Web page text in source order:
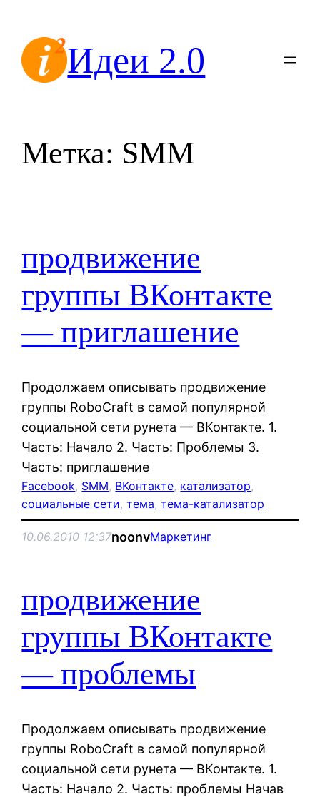
содержимомуИдеи 2.0
Метка: SMM
продвижение
группы ВКонтакте
— приглашение
Продолжаем описывать продвижение
группы RoboCraft в самой популярной
социальной сети рунета — ВКонтакте. 1.
Часть: Начало 2. Часть: Проблемы 3.
Часть: приглашение
Facebook, SMM, ВКонтакте, катализатор
социальные сети, тема, тема-катализатор
10.06.2010 12:37noonvМаркетинг
продвижение
группы ВКонтакте
— проблемы
Продолжаем описывать продвижение
группы RoboCraft в самой популярной
социальной сети рунета — ВКонтакте. 1.
Часть: Начало 2. Часть: проблемы Начав